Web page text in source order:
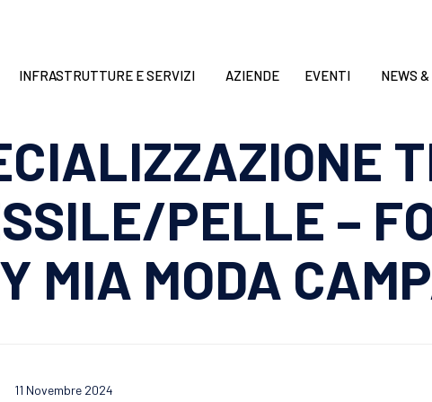
INFRASTRUTTURE E SERVIZI AZIENDE EVENTI NEWS
PELLE –
MIA MODA
11 Novembre 2024